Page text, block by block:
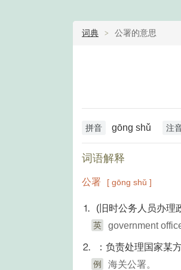
词典 公署的意思
拼音 gōng shǔ 注
词语解释
公署 [ gōng shǔ ]
⒈ (旧时公务人员办理
英 government
⒉ ：负责处理国家某方
例
海关公署。